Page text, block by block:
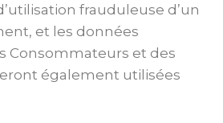
frauduleuse d’un
et les données
Consommateurs et des
également utilisées